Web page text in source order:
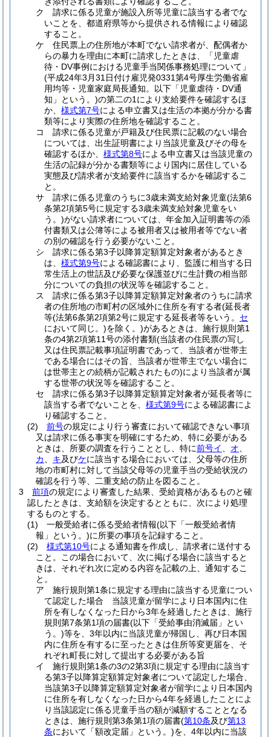
ク
請求に係る児童が施設入所等児童に該当する者でな
いことを、都道府県等から提供される情報により確認
すること。
ケ
住民票上の住所地が本町でない請求者が、配偶者か
らの暴力を理由に本町に請求したときは、「児童虐
待・DV事例における児童手当関係事務処理について」
(平成24年3月31日付け雇児発0331第4号厚生労働省雇
用均等・児童家庭局長通知。以下「児童虐待・DV通
知」という。)の第二の1により支給要件を確認するほ
か、 様式第7号による申立書又は生活の本拠が分かる書
類等により実際の住所地を確認すること。
コ
請求に係る児童が戸籍及び住民票に記載のない場合
については、出生証明書により当該児童及びその母を
確認するほか、 様式第8号による申立書又は当該児童の
生活の記録が分かる書類等により国内に居住している
実態及び請求者が支給要件に該当するかを確認するこ
と。
サ
請求に係る児童のうちに3歳未満支給対象児童(法第6
条第2項第5号に規定する3歳未満支給対象児童をい
う。)がない請求者については、年金加入証明書等の添
付書類又は公簿等による被用者又は被用者等でない者
の別の確認を行う必要がないこと。
シ
請求に係る第3子以降算定額算定対象者があるとき
は、 様式第9号による確認書により、監護に相当する日
常生活上の世話及び必要な保護並びに生計費の相当部
分についての負担の状況等を確認すること。
ス
請求に係る第3子以降算定額算定対象者のうちに請求
者の住所地の市町村の区域外に住所を有する者(延長者
等(法第6条第2項第2号に規定する延長者等をいう。 セ
において同じ。)を除く。)があるときは、施行規則第1
条の4第2項第11号の添付書類(当該者の住民票の写し
又は住民票記載事項証明書であって、当該者が世帯主
である場合にはその旨、当該者が世帯主でない場合に
は世帯主との続柄が記載されたもの)により当該者が属
する世帯の状況等を確認すること。
セ
請求に係る第3子以降算定額算定対象者が延長者等に
該当する者でないことを、 様式第9号による確認書によ
り確認すること。
(2)
前号の規定により行う審査において確認できない事項
又は請求に係る事実を明確にするため、特に必要がある
ときは、所要の調査を行うこととし、特に前号イ オ
カ
キ及びケに該当する場合においては、父母等の住所
地の市町村に対して当該父母等の児童手当の受給状況の
確認を行う等、二重支給の防止を図ること。
3
前項の規定により審査した結果、受給資格があるものと確
認したときは、支給額を決定するとともに、次により処理
するものとする。
(1)
一般受給者に係る受給者情報(以下「一般受給者情
報」という。)に所要の事項を記録すること。
(2)
様式第10号による通知書を作成し、請求者に送付する
こと。
この場合において、次に掲げる場合に該当すると
きは、それぞれ次に定める内容を記載の上、通知するこ
と。
ア
施行規則第1条に規定する理由に該当する児童につい
て認定した場合 当該児童が留学により日本国内に住
所を有しなくなった日から3年を経過したときは、施行
規則第7条第1項の届書(以下「受給事由消滅届」とい
う。)等を、3年以内に当該児童が帰国し、再び日本国
内に住所を有するに至ったときは住所等変更届を、そ
れぞれ町長に対して提出する必要がある旨
イ
施行規則第1条の3の2第3項に規定する理由に該当す
る第3子以降算定額算定対象者について認定した場合、
当該第3子以降算定額算定対象者が留学により日本国内
に住所を有しなくなった日から4年を経過したことによ
り当該認定に係る児童手当の額が減額することとなる
ときは、施行規則第3条第1項の届書(第10条及び第13
条において「額改定届」という。)を、4年以内に当該